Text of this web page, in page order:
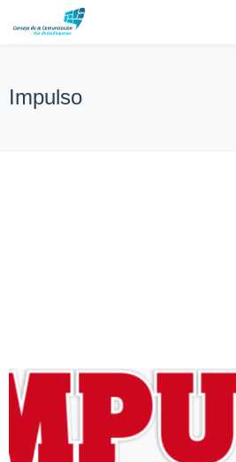
Impulso